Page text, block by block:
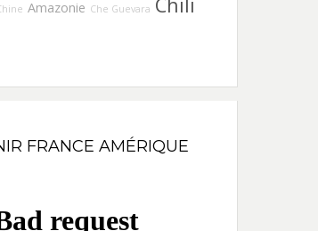
Amazonie Che Guevara
FRANCE AMÉRIQUE